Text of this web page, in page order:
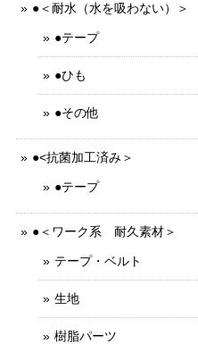
●＜耐水（水を吸わない）＞
●テープ
●ひも
●その他
●<抗菌加工済み＞
●テープ
●＜ワーク系 耐久素材＞
テープ・ベルト
生地
樹脂パーツ